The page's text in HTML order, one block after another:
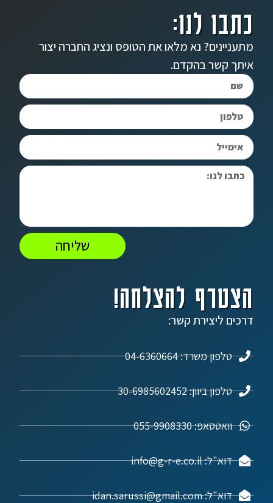
הצטרף להצלחה!
דרכים ליצירת קשר:
טלפון משרד: 04-6360664
טלפון ביוון: 30-6985602452
וואטסאפ: 055-9908330
דוא"ל: info@g-r-e.co.il
דוא"ל: idan.sarussi@gmail.com
כתבו לנו:
מתעניינים? נא מלאו את הטופס ונציג החברה יצור
איתך קשר בהקדם.
שליחה